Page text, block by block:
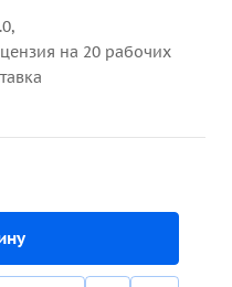
на 20 рабочих